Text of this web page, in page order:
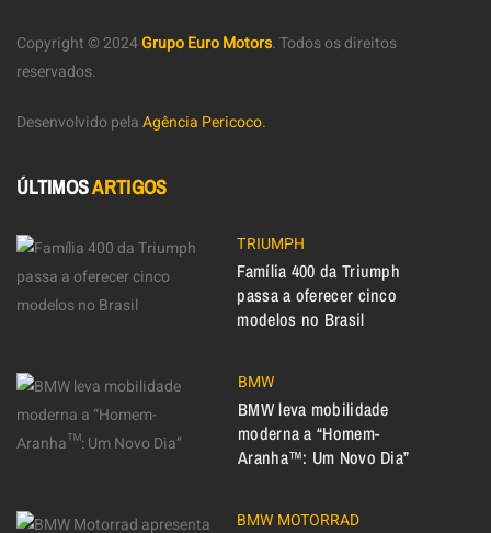
Copyright © 2024Grupo Euro Motors.Todos os direitos
reservados.
Desenvolvido pelaAgência Pericoco.
ÚLTIMOSARTIGOS
TRIUMPH
Família 400 da Triumph
passa a oferecer cinco
modelos no Brasil
BMW
BMW leva mobilidade
moderna a “Homem-
Aranha™: Um Novo Dia”
BMW MOTORRAD